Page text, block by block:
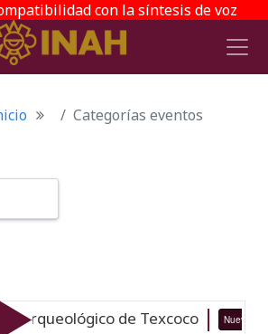
con la síntesis de voz
Categorías eventos
de Texcoco Nuevo